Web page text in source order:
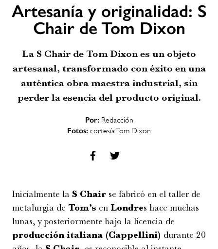
Artesanía y originalidad: S
Chair de Tom Dixon
La S Chair de Tom Dixon es un objeto
artesanal, transformado con éxito en una
auténtica obra maestra industrial, sin
perder la esencia del producto original.
Por: Redacción
Fotos: cortesía Tom Dixon
Inicialmente la S Chair se fabricó en el taller de
metalurgia de Tom’s en Londres hace muchas
lunas, y posteriormente bajo la licencia de
producción italiana (Cappellini) durante 20